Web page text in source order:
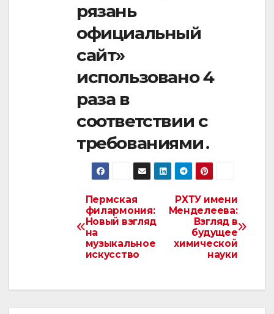
рязань
официальный
сайт»
использовано 4
раза в
соответствии с
требованиями․
Навигация
по
записям
РХТУ имени
Менделеева:
Взгляд в
будущее
химической
науки
Пермская
филармония:
Новый взгляд
на
музыкальное
искусство